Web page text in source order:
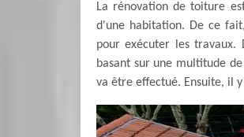
La rénovation de toiture
d'une habitation. De ce
pour exécuter les
basant sur une multitude
va être effectué. Ensuite, il